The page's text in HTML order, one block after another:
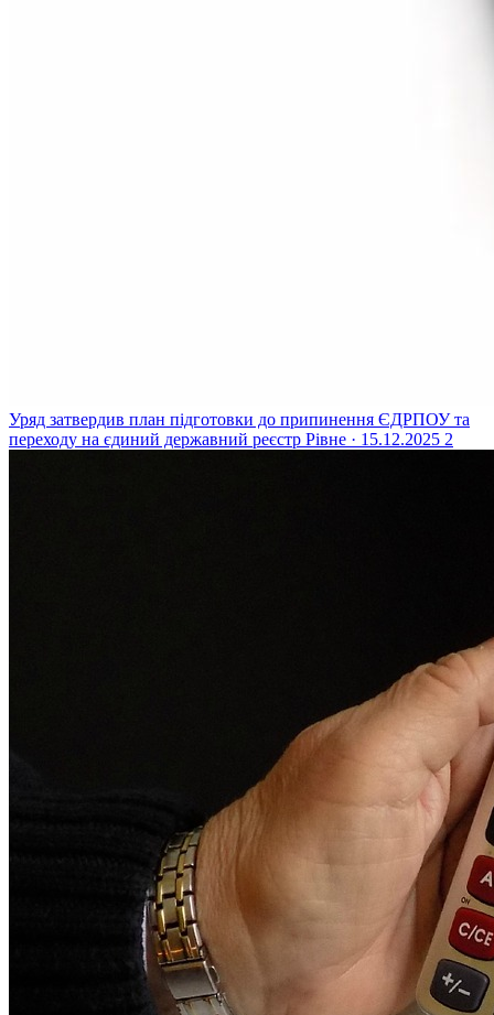
Уряд затвердив план підготовки до припинення ЄДРПОУ та
переходу на єдиний державний реєстр Рівне · 15.12.2025 2